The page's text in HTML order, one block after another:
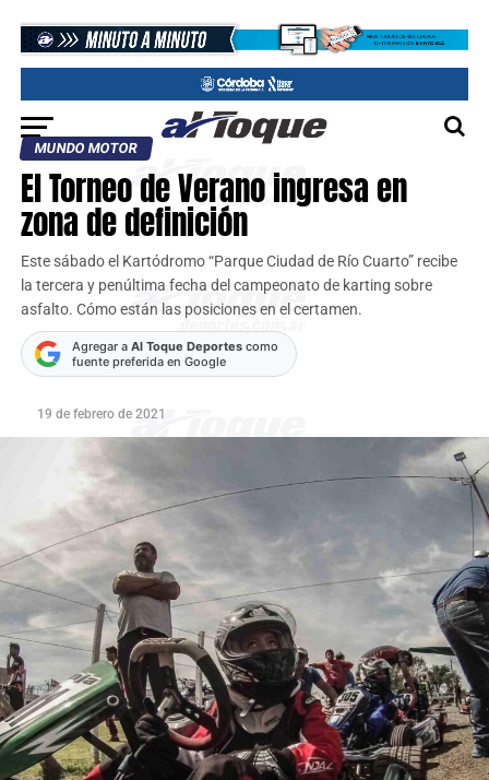
MUNDO MOTOR
El Torneo de Verano ingresa en
zona de definición
Este sábado el Kartódromo “Parque Ciudad de Río Cuarto” recibe
la tercera y penúltima fecha del campeonato de karting sobre
asfalto. Cómo están las posiciones en el certamen.
Agregar a Al Toque Deportescomo
fuente preferida en Google
19 de febrero de 2021